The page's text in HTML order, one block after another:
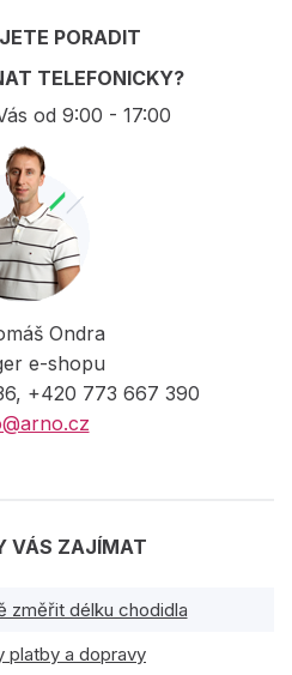
PORADIT
TELEFONICKY?
od 9:00 - 17:00
Ondra
e-shopu
+420 773 667 390
VÁS ZAJÍMAT
změřit délku chodidla
platby a dopravy